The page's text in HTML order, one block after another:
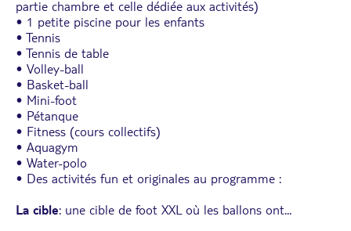
partie chambre et celle dédiée aux activités)
• 1 petite piscine pour les enfants
• Tennis
• Tennis de table
• Volley-ball
• Basket-ball
• Mini-foot
• Pétanque
• Fitness (cours collectifs)
• Aquagym
• Water-polo
• Des activités fun et originales au programme :
La cible: une cible de foot XXL où les ballons ont...